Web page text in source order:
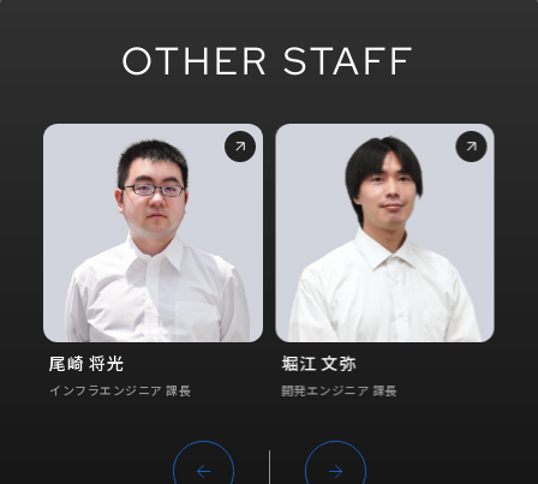
OTHER STAFF
尾崎 将光
インフラエンジニア 課長
堀江 文弥
開発エンジニア 課長